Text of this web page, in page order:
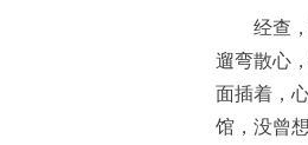
经查，
遛弯散心
面插着，
馆，没曾